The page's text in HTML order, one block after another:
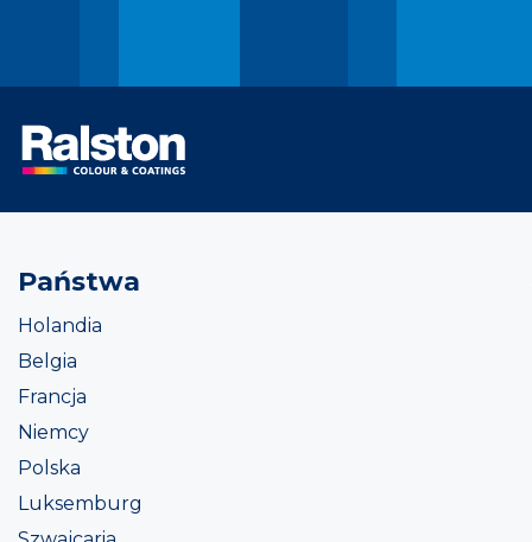
Państwa
Holandia
Belgia
Francja
Niemcy
Polska
Luksemburg